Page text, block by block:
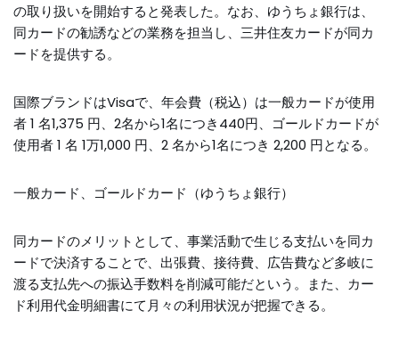
の取り扱いを開始すると発表した。なお、ゆうちょ銀行は、
同カードの勧誘などの業務を担当し、三井住友カードが同カ
ードを提供する。
国際ブランドはVisaで、年会費（税込）は一般カードが使用
者 1 名1,375 円、2名から1名につき440円、ゴールドカードが
使用者 1 名 1万1,000 円、2 名から1名につき 2,200 円となる。
一般カード、ゴールドカード（ゆうちょ銀行）
同カードのメリットとして、事業活動で生じる支払いを同カ
ードで決済することで、出張費、接待費、広告費など多岐に
渡る支払先への振込手数料を削減可能だという。また、カー
ド利用代金明細書にて月々の利用状況が把握できる。